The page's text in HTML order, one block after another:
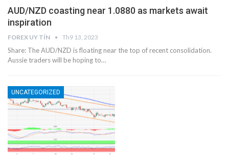
AUD/NZD coasting near 1.0880 as markets await
inspiration
FOREX UY TÍN Th9 13, 2023
Share: The AUD/NZD is floating near the top of recent consolidation.
Aussie traders will be hoping to…
UNCATEGORIZED